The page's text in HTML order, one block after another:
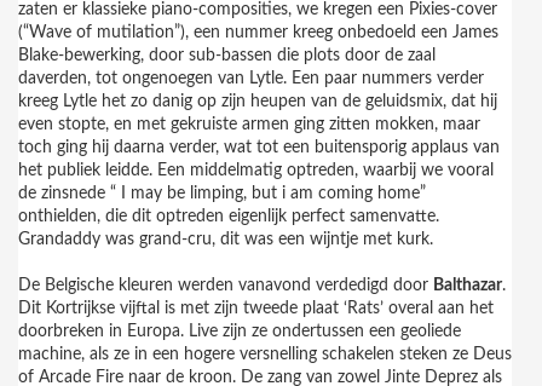
zaten er klassieke piano-composities, we kregen een Pixies-cover
(“Wave of mutilation”), een nummer kreeg onbedoeld een James
Blake-bewerking, door sub-bassen die plots door de zaal
daverden, tot ongenoegen van Lytle. Een paar nummers verder
kreeg Lytle het zo danig op zijn heupen van de geluidsmix, dat hij
even stopte, en met gekruiste armen ging zitten mokken, maar
toch ging hij daarna verder, wat tot een buitensporig applaus van
het publiek leidde. Een middelmatig optreden, waarbij we vooral
de zinsnede “ I may be limping, but i am coming home”
onthielden, die dit optreden eigenlijk perfect samenvatte.
Grandaddy was grand-cru, dit was een wijntje met kurk.
De Belgische kleuren werden vanavond verdedigd door Balthazar.
Dit Kortrijkse vijftal is met zijn tweede plaat ‘Rats’ overal aan het
doorbreken in Europa. Live zijn ze ondertussen een geoliede
machine, als ze in een hogere versnelling schakelen steken ze Deus
of Arcade Fire naar de kroon. De zang van zowel Jinte Deprez als